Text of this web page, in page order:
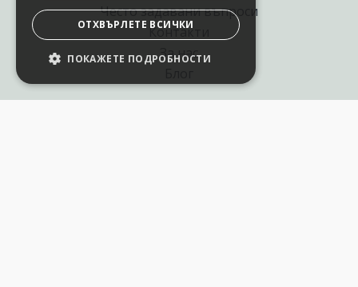
Често задавани въпроси
Контакти
За нас
ОТХВЪРЛЕТЕ ВСИЧКИ
ПОКАЖЕТЕ ПОДРОБНОСТИ